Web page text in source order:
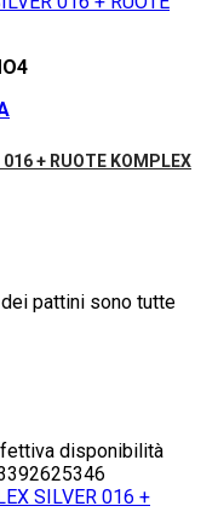
016 + RUOTE KOMPLEX
pattini sono tutte
disponibilità